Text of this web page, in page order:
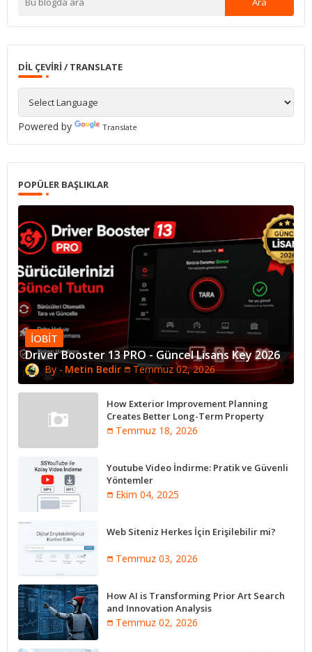
DIL ÇEVIRI / TRANSLATE
Powered by Translate
POPÜLER BAŞLIKLAR
IOBIT
Driver Booster 13 PRO - Güncel Lisans Key 2026
Metin Bedir Temmuz 02, 2026
How Exterior Improvement Planning
Creates Better Long-Term Property
Performance
Temmuz 18, 2026
Youtube Video İndirme: Pratik ve Güvenli
Yöntemler
Ekim 04, 2025
Web Siteniz Herkes İçin Erişilebilir mi?
Temmuz 03, 2026
How AI is Transforming Prior Art Search
and Innovation Analysis
Temmuz 02, 2026